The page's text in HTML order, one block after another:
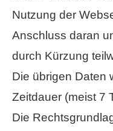
Nutzung der
Anschluss daran
durch Kürzung
Die übrigen Daten
Zeitdauer (meist 7
Die